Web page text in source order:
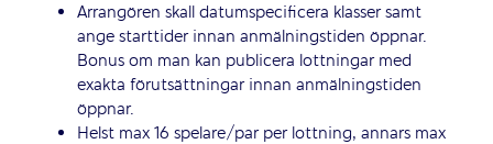
Arrangören skall datumspecificera klasser samt
ange starttider innan anmälningstiden öppnar.
Bonus om man kan publicera lottningar med
exakta förutsättningar innan anmälningstiden
öppnar.
Helst max 16 spelare/par per lottning, annars max